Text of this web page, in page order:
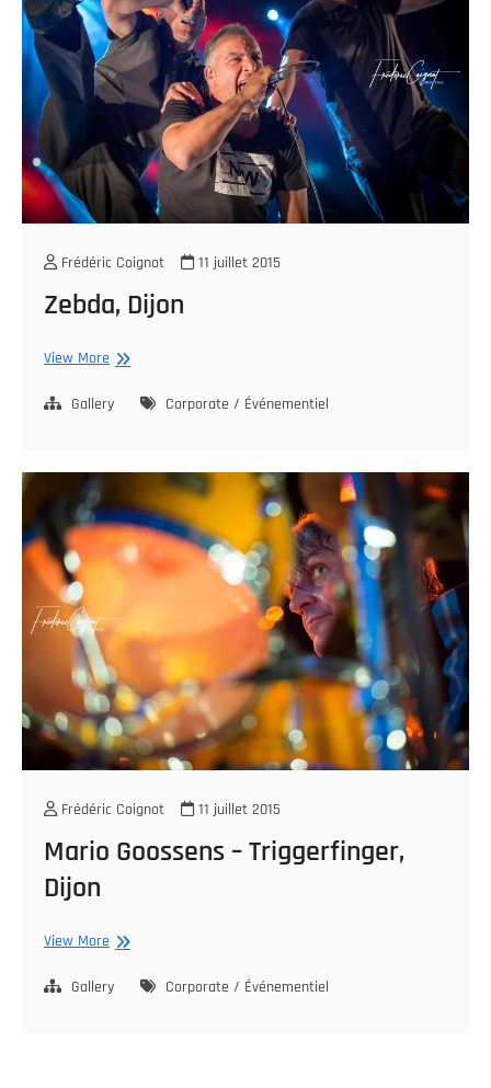
Frédéric Coignot 11 juillet 2015
Zebda, Dijon
View MoreZebda,
Gallery
Corporate / Événementiel
Frédéric Coignot 11 juillet 2015
Mario Goossens – Triggerfinger,
Dijon
View MoreMario
–
Gallery Corporate / Événementiel